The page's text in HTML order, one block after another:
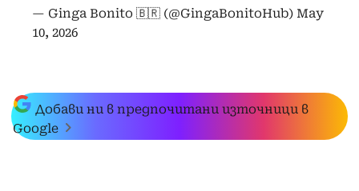
— Ginga Bonito 🇧🇷 (@GingaBonitoHub) May
10, 2026
Добави ни в предпочитани източници в
Google